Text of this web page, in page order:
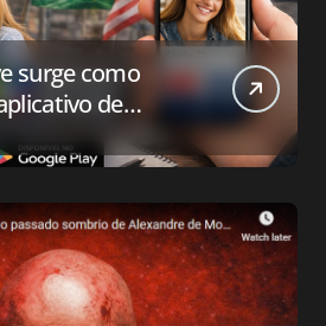
surge como
de
o público